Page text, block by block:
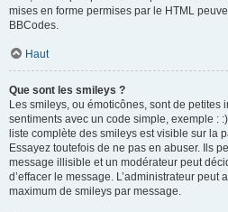
mises en forme permises par le HTML
BBCodes.
Haut
Que sont les smileys ?
Les smileys, ou émoticônes, sont de
sentiments avec un code simple, exemple :
liste complète des smileys est visible sur la
Essayez toutefois de ne pas en abuser. Ils
message illisible et un modérateur peut
d’effacer le message. L’administrateur peut
maximum de smileys par message.